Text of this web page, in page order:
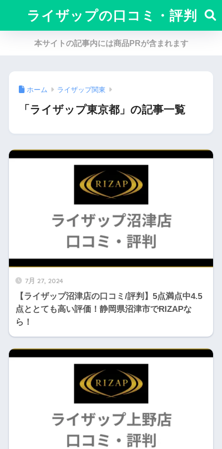
ライザップの口コミ・評判
本サイトの記事内には商品PRが含まれます
ホーム ライザップ関東
「ライザップ東京都」の記事一覧
7月 27, 2024
【ライザップ沼津店の口コミ/評判】5点満点中4.5
点ととても高い評価！静岡県沼津市でRIZAPな
ら！